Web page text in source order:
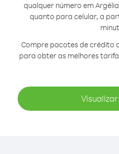
qualquer número em
quanto para celular, a
Compre pacotes de crédito
para obter as melhores